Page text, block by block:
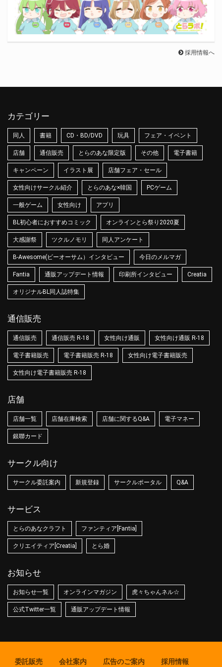
採用情報へ
カテゴリー
同人 書籍 CD・BD/DVD 玩具 フェア・イベント
店舗 通信販売 とらのあな限定版 その他 電子書籍
キャンペーン イラスト展 店舗フェア・セール
女性向けサークル紹介 とらのあな×韓国 PCゲーム
一般ゲーム 女性向け アプリ
BL初心者におすすめコミック オンラインとら祭り2020夏
大感謝祭 ツクルノモリ 同人アンケート
B-Awesome(ビーオーサム）インタビュー 今日のメルマガ
Fantia 通販アップデート情報 印刷所インタビュー Creatia
オリジナルBL同人誌特集
通信販売
通信販売 通信販売 R-18 女性向け通販 女性向け通販 R-18
電子書籍販売 電子書籍販売 R-18 女性向け電子書籍販売
女性向け電子書籍販売 R-18
店舗
店舗一覧 店舗在庫検索 店舗に関するQ&A 電子マネー
銀聯カード
サークル向け
サークル委託案内 新規登録 サークルポータル Q&A
サービス
とらのあなクラフト ファンティア[Fantia]
クリエイティア[Creatia] とら婚
お知らせ
お知らせ一覧 オンラインマガジン 虎々ちゃんネル☆
公式Twitter一覧 通販アップデート情報
委託販売 会社案内 広告のご案内 採用情報